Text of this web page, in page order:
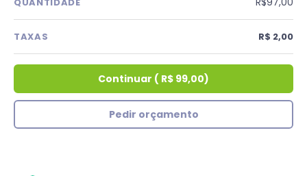
TAXAS R$ 2,00
Continuar ( R$ 99,00)
Pedir orçamento